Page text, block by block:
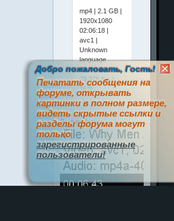
mp4 | 2.1 GB |
1920x1080
02:06:18 |
avc1 |
Unknown
language
2249 Kbps |
23.976 fps |
16:9
Screenshots:
Добро пожаловать, Гость!
Печатать сообщения на
форуме, открывать
картинки в полном размере,
видеть скрытые ссылки и
разделы форума могут
только
зарегистрированные
пользователи!